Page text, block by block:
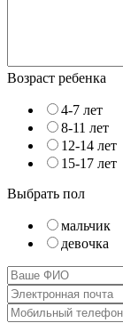
Возраст ребенка
4-7 лет
8-11 лет
12-14 лет
15-17 лет
Выбрать пол
мальчик
девочка